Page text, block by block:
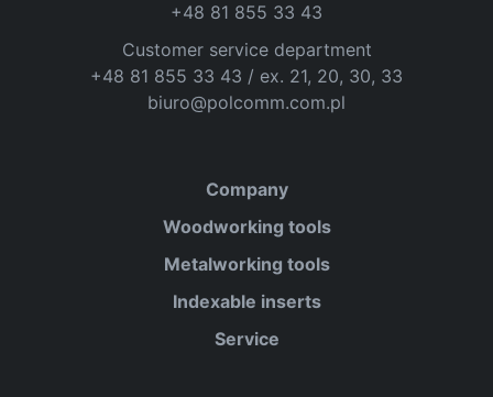
+48 81 855 33 43
Customer service department
+48 81 855 33 43 / ex. 21, 20, 30, 33
biuro@polcomm.com.pl
Company
Woodworking tools
Metalworking tools
Indexable inserts
Service